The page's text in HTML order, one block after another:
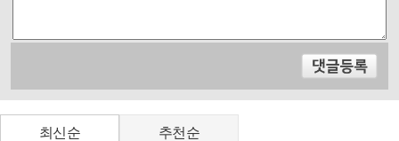
최신순 추천순